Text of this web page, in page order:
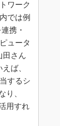
ワーク
では例
携・
ュータ
田さん
ば、
するシ
り、
用すれ